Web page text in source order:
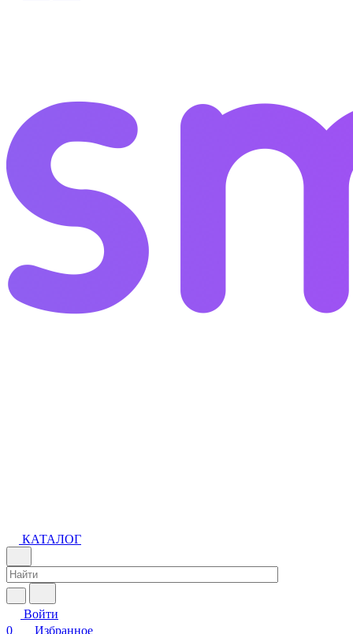
КАТАЛОГ
Войти
0
Избранное